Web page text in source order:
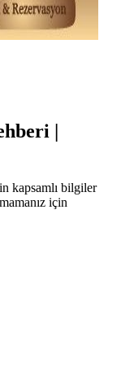
|
kapsamlı bilgiler
için